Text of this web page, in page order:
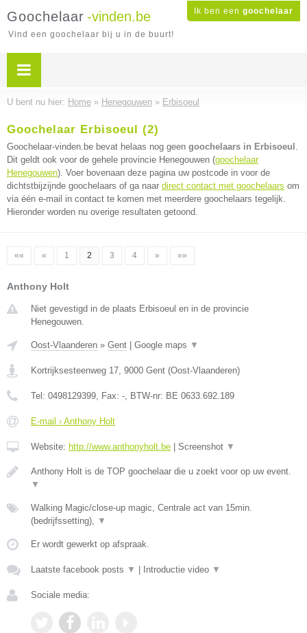
Ik ben een goochelaar
Goochelaar -vinden.be
Vind een goochelaar bij u in de buurt!
U bent nu hier: Home » Henegouwen » Erbisoeul
Goochelaar Erbisoeul (2)
Goochelaar-vinden.be bevat helaas nog geen goochelaars in Erbisoeul .
Dit geldt ook voor de gehele provincie Henegouwen (goochelaar
Henegouwen). Voer bovenaan deze pagina uw postcode in voor de
dichtstbijzijnde goochelaars of ga naar direct contact met goochelaars om
via één e-mail in contact te komen met meerdere goochelaars tegelijk.
Hieronder worden nu overige resultaten getoond.
«« « 1 2 3 4 » »»
Anthony Holt
Niet gevestigd in de plaats Erbisoeul en in de provincie
Henegouwen.
Oost-Vlaanderen » Gent Google maps ▼
Kortrijksesteenweg 17, 9000 Gent (Oost-Vlaanderen)
Tel: 0498129399, Fax: -, BTW-nr: BE 0633.692.189
E-mail › Anthony Holt
Website: http://www.anthonyholt.be Screenshot ▼
Anthony Holt is de TOP goochelaar die u zoekt voor op uw event.
▼
Walking Magic/close-up magic, Centrale act van 15min.
(bedrijfssetting), ▼
Er wordt gewerkt op afspraak.
Laatste facebook posts ▼ Introductie video ▼
Sociale media: